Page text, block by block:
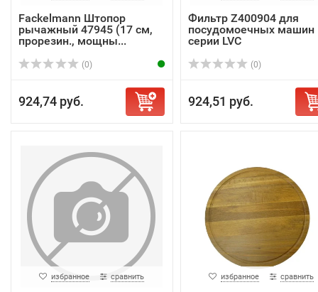
Fackelmann Штопор
рычажный 47945 (17 см,
прорезин., мощны...
(0)
924,74 руб.
Фильтр Z400904 для
посудомоечных машин
серии LVC
(0)
924,51 руб.
избранное сравнить избранное сравнить